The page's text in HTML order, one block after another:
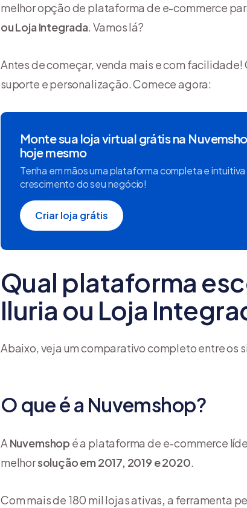
melhor opção de plataforma de e-commerce
ou Loja Integrada. Vamos lá?
Antes de começar, venda mais e com facilidade!
suporte e personalização. Comece agora:
Monte sua loja virtual grátis na
hoje mesmo
Tenha em mãos uma plataforma completa e
crescimento do seu negócio!
Criar loja grátis
Qual plataforma
Iluria ou Loja
Abaixo, veja um comparativo completo entre os
O que é a Nuvemshop?
A Nuvemshop é a plataforma de e-commerce
melhorsolução em 2017, 2019 e 2020.
Com mais de 180 mil lojas ativas, a ferramenta